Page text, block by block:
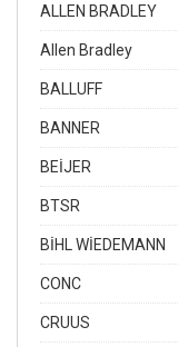
ALLEN BRADLEY
Allen Bradley
BALLUFF
BANNER
BEİJER
BTSR
BİHL WİEDEMANN
CONC
CRUUS